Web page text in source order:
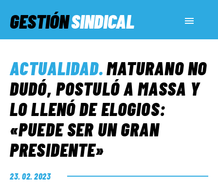
GESTIÓNSINDICAL
SERVICIOS SOCIALES
INFORMES ESPECIALES
FUERA DE MEGÁFONO
ACTUALIDAD.MATURANO NO
DUDÓ, POSTULÓ A MASSA Y
LO LLENÓ DE ELOGIOS:
«PUEDE SER UN GRAN
PRESIDENTE»
23. 02. 2023